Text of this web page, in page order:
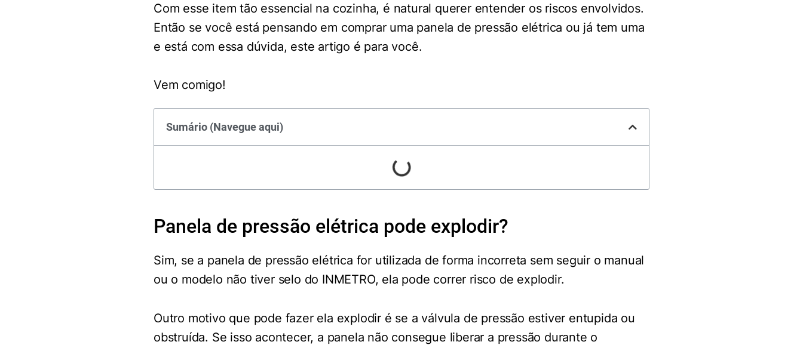
Com esse item tão essencial na cozinha, é natural querer entender os riscos envolvidos.
Então se você está pensando em comprar uma panela de pressão elétrica ou já tem uma
e está com essa dúvida, este artigo é para você.
Vem comigo!
Sumário (Navegue aqui)
Panela de pressão elétrica pode explodir?
Sim, se a panela de pressão elétrica for utilizada de forma incorreta sem seguir o manual
ou o modelo não tiver selo do INMETRO, ela pode correr risco de explodir.
Outro motivo que pode fazer ela explodir é se a válvula de pressão estiver entupida ou
obstruída. Se isso acontecer, a panela não consegue liberar a pressão durante o